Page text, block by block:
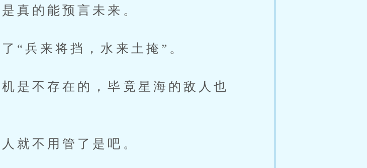
真的能预言未来。
“兵来将挡，水来土掩”。
是不存在的，毕竟星海的敌人也
就不用管了是吧。